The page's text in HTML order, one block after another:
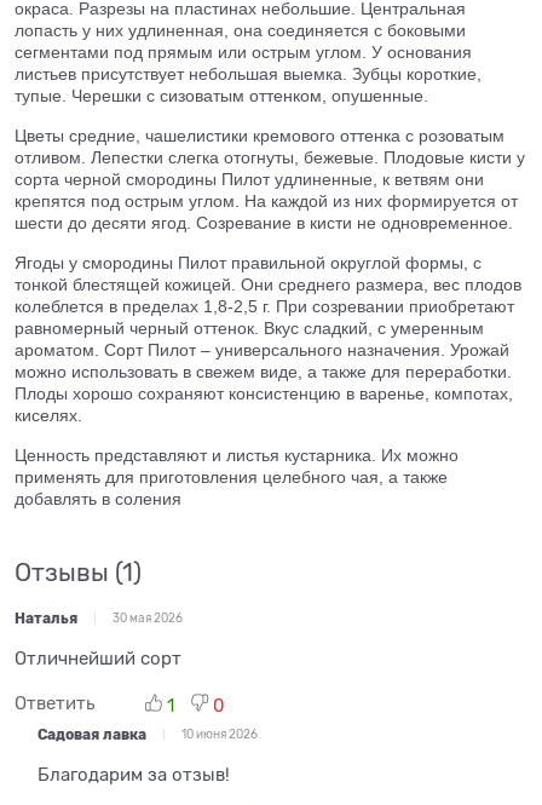
окраса. Разрезы на пластинах небольшие. Центральная
лопасть у них удлиненная, она соединяется с боковыми
сегментами под прямым или острым углом. У основания
листьев присутствует небольшая выемка. Зубцы короткие,
тупые. Черешки с сизоватым оттенком, опушенные.
Цветы средние, чашелистики кремового оттенка с розоватым
отливом. Лепестки слегка отогнуты, бежевые. Плодовые кисти у
сорта черной смородины Пилот удлиненные, к ветвям они
крепятся под острым углом. На каждой из них формируется от
шести до десяти ягод. Созревание в кисти не одновременное.
Ягоды у смородины Пилот правильной округлой формы, с
тонкой блестящей кожицей. Они среднего размера, вес плодов
колеблется в пределах 1,8-2,5 г. При созревании приобретают
равномерный черный оттенок. Вкус сладкий, с умеренным
ароматом. Сорт Пилот – универсального назначения. Урожай
можно использовать в свежем виде, а также для переработки.
Плоды хорошо сохраняют консистенцию в варенье, компотах,
киселях.
Ценность представляют и листья кустарника. Их можно
применять для приготовления целебного чая, а также
добавлять в соления
Отзывы (1)
Наталья 30 мая 2026
Отличнейший сорт
Ответить 1 0
Садовая лавка 10 июня 2026
Благодарим за отзыв!